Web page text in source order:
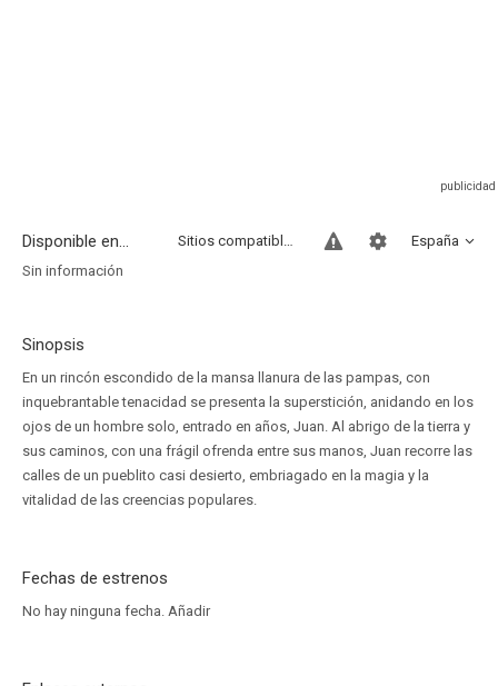
Disponible en... España
Sitios compatibles
Sin información
Sinopsis
En un rincón escondido de la mansa llanura de las pampas, con
inquebrantable tenacidad se presenta la superstición, anidando en los
ojos de un hombre solo, entrado en años, Juan. Al abrigo de la tierra y
sus caminos, con una frágil ofrenda entre sus manos, Juan recorre las
calles de un pueblito casi desierto, embriagado en la magia y la
vitalidad de las creencias populares.
Fechas de estrenos
No hay ninguna fecha. Añadir